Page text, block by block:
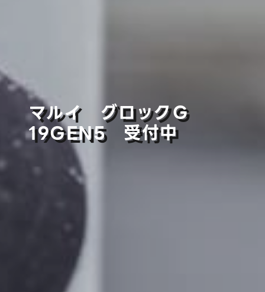
マルイ グロックＧ
19GEN5 受付中